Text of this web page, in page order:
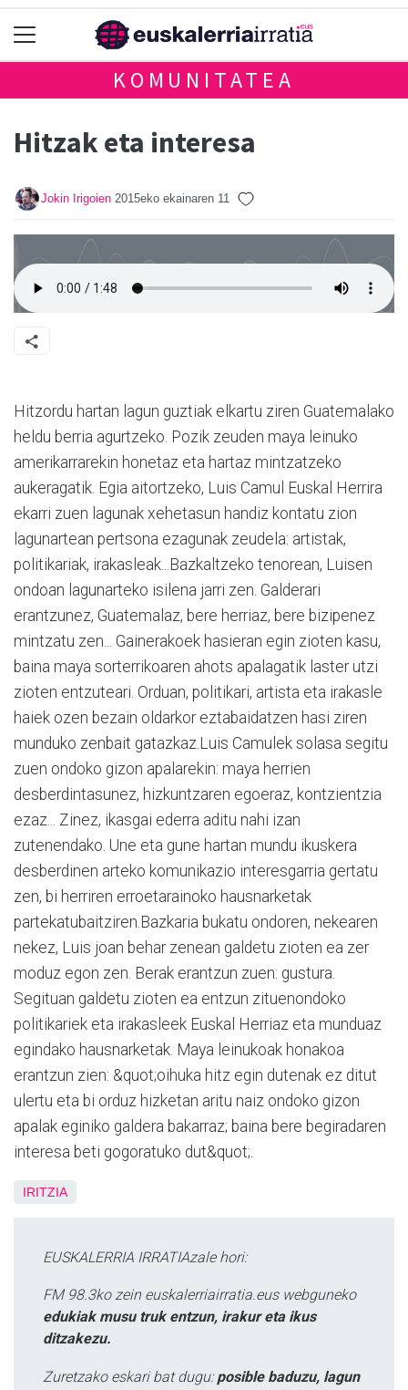
KOMUNITATEA
Hitzak eta interesa
Jokin Irigoien 2015eko ekainaren 11
Hitzordu hartan lagun guztiak elkartu ziren Guatemalako
heldu berria agurtzeko. Pozik zeuden maya leinuko
amerikarrarekin honetaz eta hartaz mintzatzeko
aukeragatik. Egia aitortzeko, Luis Camul Euskal Herrira
ekarri zuen lagunak xehetasun handiz kontatu zion
lagunartean pertsona ezagunak zeudela: artistak,
politikariak, irakasleak...Bazkaltzeko tenorean, Luisen
ondoan lagunarteko isilena jarri zen. Galderari
erantzunez, Guatemalaz, bere herriaz, bere bizipenez
mintzatu zen... Gainerakoek hasieran egin zioten kasu,
baina maya sorterrikoaren ahots apalagatik laster utzi
zioten entzuteari. Orduan, politikari, artista eta irakasle
haiek ozen bezain oldarkor eztabaidatzen hasi ziren
munduko zenbait gatazkaz.Luis Camulek solasa segitu
zuen ondoko gizon apalarekin: maya herrien
desberdintasunez, hizkuntzaren egoeraz, kontzientzia
ezaz... Zinez, ikasgai ederra aditu nahi izan
zutenendako. Une eta gune hartan mundu ikuskera
desberdinen arteko komunikazio interesgarria gertatu
zen, bi herriren erroetarainoko hausnarketak
partekatubaitziren.Bazkaria bukatu ondoren, nekearen
nekez, Luis joan behar zenean galdetu zioten ea zer
moduz egon zen. Berak erantzun zuen: gustura.
Segituan galdetu zioten ea entzun zituenondoko
politikariek eta irakasleek Euskal Herriaz eta munduaz
egindako hausnarketak. Maya leinukoak honakoa
erantzun zien: &quot;oihuka hitz egin dutenak ez ditut
ulertu eta bi orduz hizketan aritu naiz ondoko gizon
apalak eginiko galdera bakarraz; baina bere begiradaren
interesa beti gogoratuko dut&quot;.
IRITZIA
EUSKALERRIA IRRATIAzale hori:
FM 98.3ko zein euskalerriairratia.eus webguneko
edukiak musu truk entzun, irakur eta ikus
ditzakezu.
Zuretzako eskari bat dugu: posible baduzu, lagun